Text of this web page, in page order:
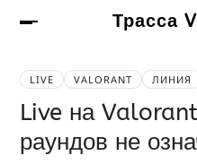
Трасса
LIVE VALORANT ЛИНИЯ
Live на
раундов не